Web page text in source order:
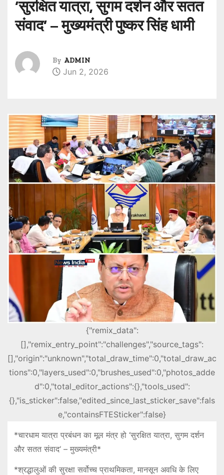
‘सुरक्षित यात्रा, सुगम दर्शन और सतत
संवाद‘ – मुख्यमंत्री पुष्कर सिंह धामी
By ADMIN
Jun 2, 2026
{"remix_data":
[],"remix_entry_point":"challenges","source_tags":
[],"origin":"unknown","total_draw_time":0,"total_draw_ac
tions":0,"layers_used":0,"brushes_used":0,"photos_adde
d":0,"total_editor_actions":{},"tools_used":
{},"is_sticker":false,"edited_since_last_sticker_save":fals
e,"containsFTESticker":false}
*चारधाम यात्रा प्रबंधन का मूल मंत्र हो ‘सुरक्षित यात्रा, सुगम दर्शन
और सतत संवाद‘ – मुख्यमंत्री*
*श्रद्धालुओं की सुरक्षा सर्वोच्च प्राथमिकता, मानसून अवधि के लिए